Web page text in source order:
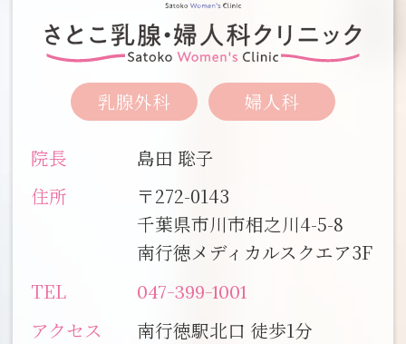
乳腺外科 婦人科
院長
島田 聡子
住所
〒272-0143
千葉県市川市相之川4-5-8
南行徳メディカルスクエア3F
TEL
047-399-1001
アクセス 南行徳駅北口 徒歩1分